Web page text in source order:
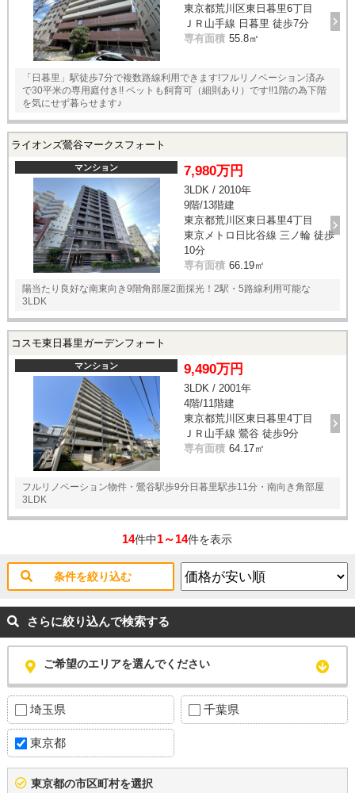
東京都荒川区東日暮里6丁目
ＪＲ山手線 日暮里 徒歩7分
専有面積 55.8㎡
「日暮里」駅徒歩7分で複数路線利用できます!フルリノベーション済み
で30平米の専用庭付き!! ペットも飼育可（細則あり）です!!1階の為下階
を気にせず暮らせます♪
ライオンズ鶯谷マークスフォート
マンション 7,980万円
3LDK / 2010年
9階/13階建
東京都荒川区東日暮里4丁目
東京メトロ日比谷線 三ノ輪 徒歩
10分
専有面積 66.19㎡
陽当たり良好な南東向き9階角部屋2面採光！2駅・5路線利用可能な
3LDK
コスモ東日暮里ガーデンフォート
マンション 9,490万円
3LDK / 2001年
4階/11階建
東京都荒川区東日暮里4丁目
ＪＲ山手線 鶯谷 徒歩9分
専有面積 64.17㎡
フルリノベーション物件・鶯谷駅歩9分日暮里駅歩11分・南向き角部屋
3LDK
14件中1～14件を表示
条件を絞り込む
さらに絞り込んで検索する
ご希望のエリアを選んでください
埼玉県 千葉県
東京都
東京都の市区町村を選択